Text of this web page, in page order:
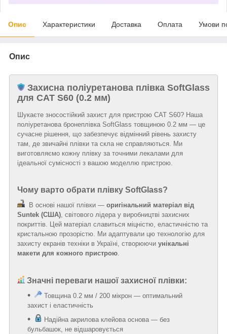
Опис Характеристики Доставка Оплата Умови
Опис
Захисна поліуретанова плівка SoftGlass
для CAT S60 (0.2 мм)
Шукаєте зносостійкий захист для пристрою CAT S60? Наша
поліуретанова бронеплівка SoftGlass товщиною 0.2 мм — це
сучасне рішення, що забезпечує відмінний рівень захисту
там, де звичайні плівки та скла не справляються. Ми
виготовляємо кожну плівку за точними лекалами для
ідеальної сумісності з вашою моделлю пристрою.
Чому варто обрати плівку SoftGlass?
В основі нашої плівки — оригінальний матеріал від
Suntek (США), світового лідера у виробництві захисних
покриттів. Цей матеріал славиться міцністю, еластичністю та
кристальною прозорістю. Ми адаптували цю технологію для
захисту екранів техніки в Україні, створюючи унікальні
макети для кожного пристрою.
Значні переваги нашої захисної плівки:
Товщина 0.2 мм / 200 мікрон — оптимальний
захист і еластичність
Надійна акрилова клейова основа — без
бульбашок, не відшаровується